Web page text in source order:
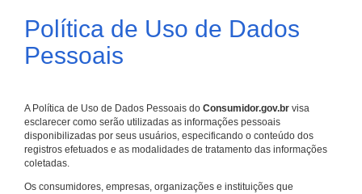
Política de Uso de Dados
Pessoais
A Política de Uso de Dados Pessoais do Consumidor.gov.br visa
esclarecer como serão utilizadas as informações pessoais
disponibilizadas por seus usuários, especificando o conteúdo dos
registros efetuados e as modalidades de tratamento das informações
coletadas.
Os consumidores, empresas, organizações e instituições que